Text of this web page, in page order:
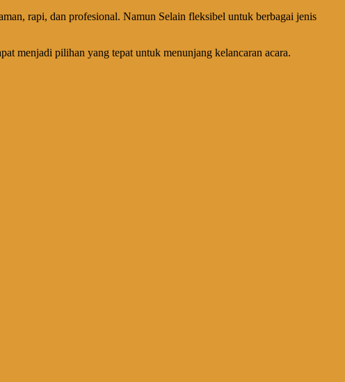
rapi, dan profesional. Namun Selain fleksibel untuk berbagai jenis
menjadi pilihan yang tepat untuk menunjang kelancaran acara.